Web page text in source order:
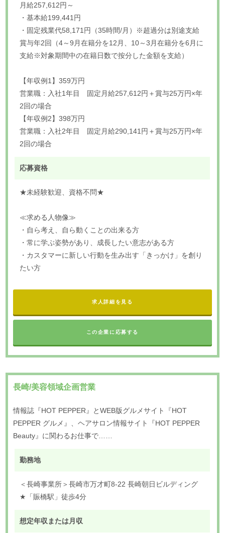
月給257,612円～
・基本給199,441円
・固定残業代58,171円（35時間/月）※超過分は別途支給
賞与年2回（4～9月在籍分を12月、10～3月在籍分を6月に
支給※対象期間中の在籍日数で按分した金額を支給）
【年収例1】359万円
営業職：入社1年目 固定月給257,612円＋賞与25万円×年
2回の場合
【年収例2】398万円
営業職：入社2年目 固定月給290,141円＋賞与25万円×年
2回の場合
応募資格
★未経験歓迎、資格不問★
≪求める人物像≫
・自ら考え、自ら動くことの出来る方
・常に学ぶ姿勢があり、成長したい意志がある方
・カスタマーに新しい行動を生み出す「きっかけ」を創り
たい方
求人詳細を見る
この企業に応募する
長崎/美容領域企画営業
情報誌『HOT PEPPER』とWEB版グルメサイト『HOT
PEPPER グルメ』、ヘアサロン情報サイト『HOT PEPPER
Beauty』に関わるお仕事で……
勤務地
＜長崎事業所＞長崎市万才町8-22 長崎朝日ビルディング
★「賑橋駅」徒歩4分
想定年収または月収